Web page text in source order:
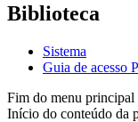
Biblioteca
Sistema
Guia de acesso
Fim do menu principal
Início do conteúdo da